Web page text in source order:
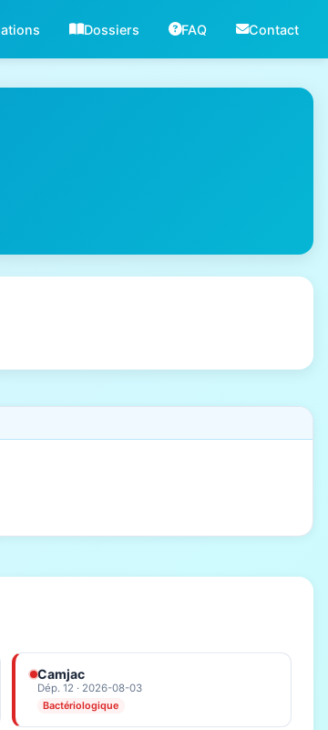
Dossiers FAQ Contact
Camjac
Dép. 12 · 2026-08-03
Bactériologique